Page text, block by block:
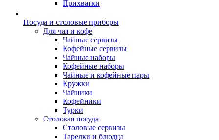
Прихватки
Посуда и столовые приборы
Для чая и кофе
Чайные сервизы
Кофейные сервизы
Чайные наборы
Кофейные наборы
Чайные и кофейные пары
Кружки
Чайники
Кофейники
Турки
Столовая посуда
Столовые сервизы
Тарелки и блюдца